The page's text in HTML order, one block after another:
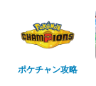
ポケチャン攻略